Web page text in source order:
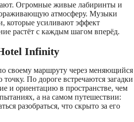
Огромные живые лабиринты и
атмосферу. Музыки
которые усиливают эффект
растёт с каждым шагом вперёд.
Infinity
своему маршруту через меняющийся
По дороге встречаются загадки
и ориентацию в пространстве, чем
а на самом путешествии:
разобраться, что скрыто за его